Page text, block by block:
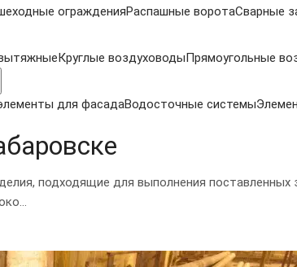
огражденияРаспашные воротаСварные
Круглые воздуховодыПрямоугольные
для фасадаВодосточные системы
подходящие для выполнения